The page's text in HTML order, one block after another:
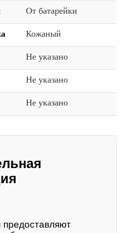
От батарейки
Кожаный
Не указано
Не указано
Не указано